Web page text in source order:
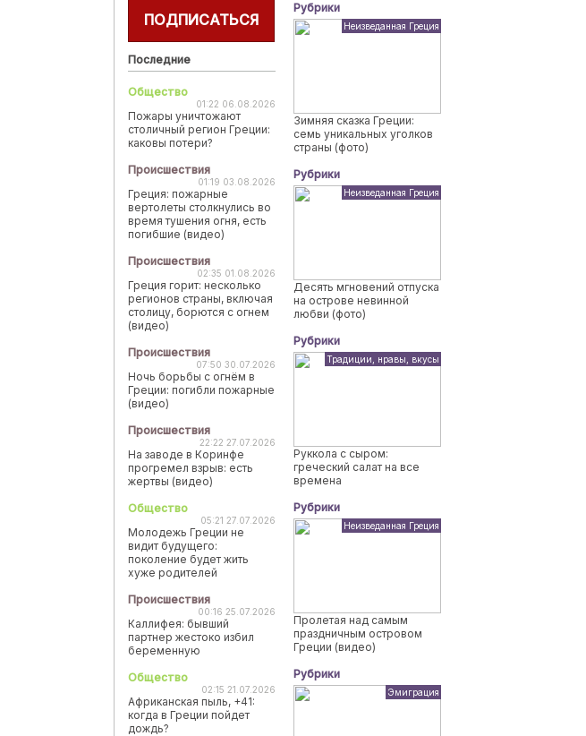
ПОДПИСАТЬСЯ
Последние
Общество
01:22 06.08.2026
Пожары уничтожают
столичный регион Греции:
каковы потери?
Происшествия
01:19 03.08.2026
Греция: пожарные
вертолеты столкнулись во
время тушения огня, есть
погибшие (видео)
Происшествия
02:35 01.08.2026
Греция горит: несколько
регионов страны, включая
столицу, борются с огнем
(видео)
Происшествия
07:50 30.07.2026
Ночь борьбы с огнём в
Греции: погибли пожарные
(видео)
Происшествия
22:22 27.07.2026
На заводе в Коринфе
прогремел взрыв: есть
жертвы (видео)
Общество
05:21 27.07.2026
Молодежь Греции не
видит будущего:
поколение будет жить
хуже родителей
Происшествия
00:16 25.07.2026
Каллифея: бывший
партнер жестоко избил
беременную
Общество
02:15 21.07.2026
Африканская пыль, +41:
когда в Греции пойдет
дождь?
Рубрики
Неизведанная Греция
Зимняя сказка Греции:
семь уникальных уголков
страны (фото)
Рубрики
Неизведанная Греция
Десять мгновений отпуска
на острове невинной
любви (фото)
Рубрики
Традиции, нравы, вкусы
Руккола с сыром:
греческий салат на все
времена
Рубрики
Неизведанная Греция
Пролетая над самым
праздничным островом
Греции (видео)
Рубрики
Эмиграция